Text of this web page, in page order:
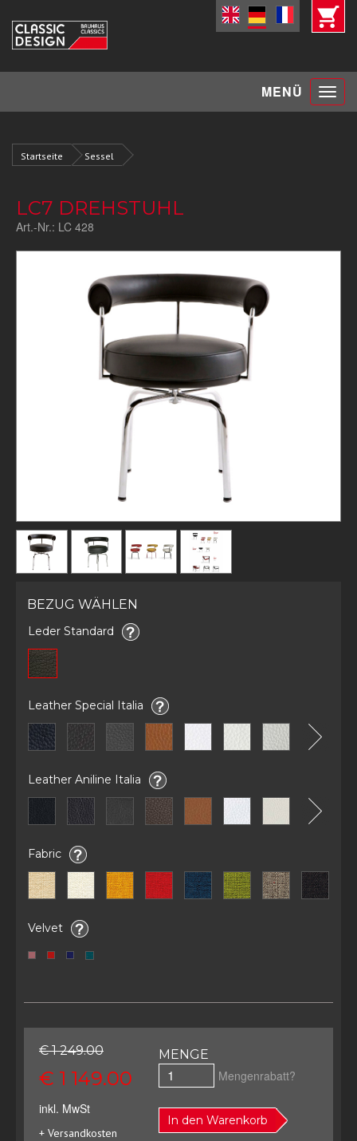
MENÜ Toggle
Startseite Sessel
LC7 DREHSTUHL
Art.-Nr.: LC 428
BEZUG WÄHLEN
Leder Standard
Leather Special Italia
Leather Aniline Italia
Fabric
Velvet
€ 1 249.00
€ 1 149.00
inkl. MwSt
+ Versandkosten
MENGE
Mengenrabatt?
In den Warenkorb